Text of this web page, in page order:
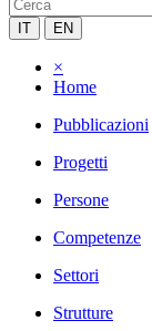
IT EN
×
Home
Pubblicazioni
Progetti
Persone
Competenze
Settori
Strutture